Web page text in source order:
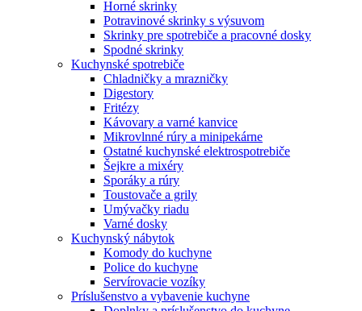
Horné skrinky
Potravinové skrinky s výsuvom
Skrinky pre spotrebiče a pracovné dosky
Spodné skrinky
Kuchynské spotrebiče
Chladničky a mrazničky
Digestory
Fritézy
Kávovary a varné kanvice
Mikrovlnné rúry a minipekárne
Ostatné kuchynské elektrospotrebiče
Šejkre a mixéry
Sporáky a rúry
Toustovače a grily
Umývačky riadu
Varné dosky
Kuchynský nábytok
Komody do kuchyne
Police do kuchyne
Servírovacie vozíky
Príslušenstvo a vybavenie kuchyne